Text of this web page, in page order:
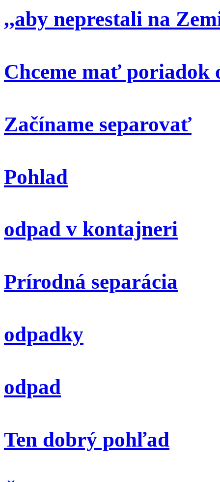
,,aby neprestali na
Chceme mať poriadok
Začíname separovať
Pohlad
odpad v kontajneri
Prírodná separácia
odpadky
odpad
Ten dobrý pohľad